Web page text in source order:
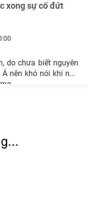
xong sự cố đứt
do chưa biết nguyên
nên khó nói khi nào